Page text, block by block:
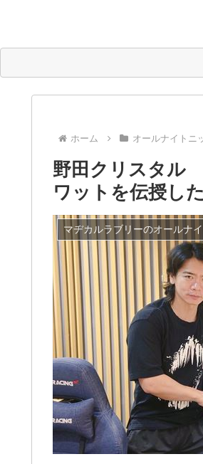
ホーム オールナイトニ
野田クリスタル
ワットを伝授し
マヂカルラブリーのオールナ